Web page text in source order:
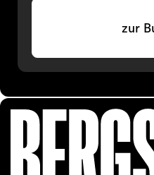
zur